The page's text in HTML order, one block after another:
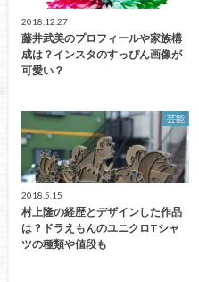
2018.12.27
藤井武美のプロフィールや家族構
成は？インスタのすっぴん画像が
可愛い？
芸能
2018.5.15
村上隆の経歴とデザインした作品
は？ドラえもんのユニクロTシャ
ツの種類や値段も